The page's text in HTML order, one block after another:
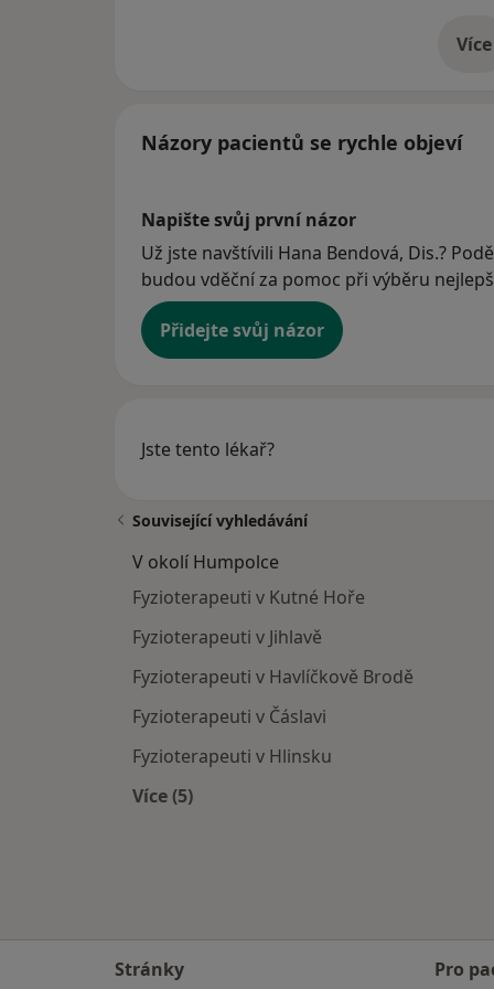
Více
o
Názory pacientů se rychle objeví
Napište svůj první názor
Už jste navštívili Hana Bendová, Dis.?
budou vděční za pomoc při výběru
Přidejte svůj názor
Jste tento lékař?
Související vyhledávání
V okolí Humpolce
Fyzioterapeuti v Kutné Hoře
Fyzioterapeuti v Jihlavě
Fyzioterapeuti v Havlíčkově Brodě
Fyzioterapeuti v Čáslavi
Fyzioterapeuti v Hlinsku
Více (5)
Stránky
Pro